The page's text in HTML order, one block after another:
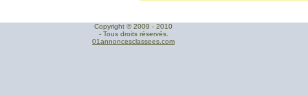
Copyright © 2009 - 2010
- Tous droits réservés.
01annoncesclassees.com